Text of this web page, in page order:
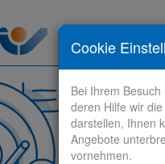
Stelle finden
Cookie
Bei Ihrem
deren Hilfe wir
darstellen, Ihnen
Angebote
vornehmen.